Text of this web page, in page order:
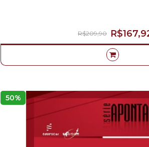
R$209,90
50%